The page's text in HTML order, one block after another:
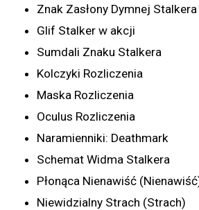
Znak Zasłony Dymnej Stalkera
Glif Stalker w akcji
Sumdali Znaku Stalkera
Kolczyki Rozliczenia
Maska Rozliczenia
Oculus Rozliczenia
Naramienniki: Deathmark
Schemat Widma Stalkera
Płonąca Nienawiść
Niewidzialny Strach (Strach)